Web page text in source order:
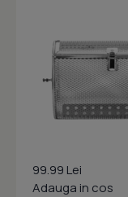
99.99 Lei
Adauga in cos